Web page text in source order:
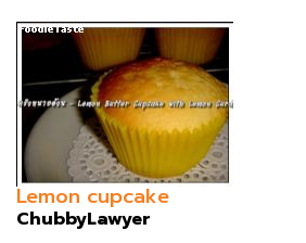
Lemon cupcake
ChubbyLawyer